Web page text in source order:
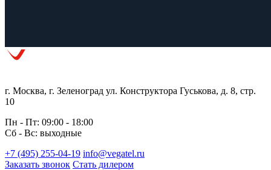
г. Москва, г. Зеленоград ул. Конструктора Гуськова, д. 8, стр.
10
Пн - Пт: 09:00 - 18:00
Сб - Вс: выходные
+7 (495) 255-04-19 info@vegatel.ru
Заказать звонок Стать дилером